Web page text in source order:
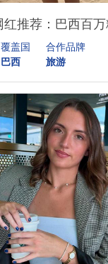
覆盖国
巴西
合作品牌
旅游